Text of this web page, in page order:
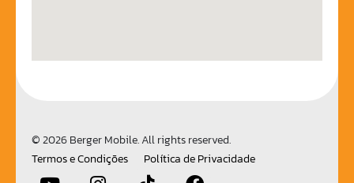
© 2026 Berger Mobile. All rights reserved.
Termos e Condições
Política de Privacidade